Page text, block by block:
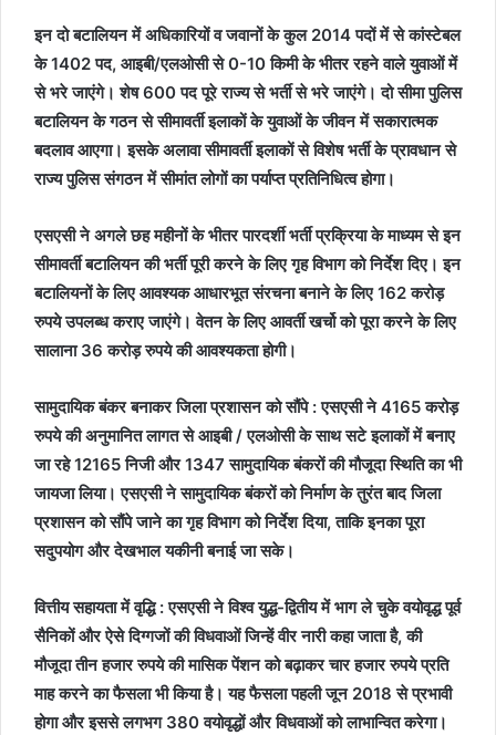
इन दो बटालियन में अधिकारियों व जवानों के कुल 2014 पदों में से कांस्टेबल
के 1402 पद, आइबी/एलओसी से 0-10 किमी के भीतर रहने वाले युवाओं में
से भरे जाएंगे। शेष 600 पद पूरे राज्य से भर्ती से भरे जाएंगे। दो सीमा पुलिस
बटालियन के गठन से सीमावर्ती इलाकों के युवाओं के जीवन में सकारात्मक
बदलाव आएगा। इसके अलावा सीमावर्ती इलाकों से विशेष भर्ती के प्रावधान से
राज्य पुलिस संगठन में सीमांत लोगों का पर्याप्त प्रतिनिधित्व होगा।
एसएसी ने अगले छह महीनों के भीतर पारदर्शी भर्ती प्रक्रिया के माध्यम से इन
सीमावर्ती बटालियन की भर्ती पूरी करने के लिए गृह विभाग को निर्देश दिए। इन
बटालियनों के लिए आवश्यक आधारभूत संरचना बनाने के लिए 162 करोड़
रुपये उपलब्ध कराए जाएंगे। वेतन के लिए आवर्ती खर्चो को पूरा करने के लिए
सालाना 36 करोड़ रुपये की आवश्यकता होगी।
सामुदायिक बंकर बनाकर जिला प्रशासन को सौंपे : एसएसी ने 4165 करोड़
रुपये की अनुमानित लागत से आइबी / एलओसी के साथ सटे इलाकों में बनाए
जा रहे 12165 निजी और 1347 सामुदायिक बंकरों की मौजूदा स्थिति का भी
जायजा लिया। एसएसी ने सामुदायिक बंकरों को निर्माण के तुरंत बाद जिला
प्रशासन को सौंपे जाने का गृह विभाग को निर्देश दिया, ताकि इनका पूरा
सदुपयोग और देखभाल यकीनी बनाई जा सके।
वित्तीय सहायता में वृद्धि : एसएसी ने विश्व युद्ध-द्वितीय में भाग ले चुके वयोवृद्ध पूर्व
सैनिकों और ऐसे दिग्गजों की विधवाओं जिन्हें वीर नारी कहा जाता है, की
मौजूदा तीन हजार रुपये की मासिक पेंशन को बढ़ाकर चार हजार रुपये प्रति
माह करने का फैसला भी किया है। यह फैसला पहली जून 2018 से प्रभावी
होगा और इससे लगभग 380 वयोवृद्धों और विधवाओं को लाभान्वित करेगा।